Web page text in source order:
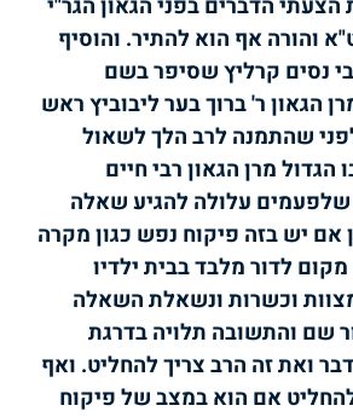
הדברים בפני הגאון הגר"י
והורה אף הוא להתיר. והוסיף
נסים קרליץ שסיפר בשם
הגאון ר' ברוך בער ליבוביץ ראש
שהתמנה לרב הלך לשאול
הגדול מרן הגאון רבי חיים
שלפעמים עלולה להגיע שאלה
אם יש בזה פיקוח נפש כגון מקרה
לדור מלבד בבית ילדיו
וכשרות ונשאלת השאלה
שם והתשובה תלויה בדרגת
ואת זה הרב צריך להחליט. ואף
להחליט אם הוא במצב של פיקוח